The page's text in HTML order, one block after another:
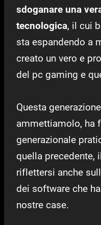
sdoganare una
tecnologica, il cui
sta espandendo a
creato un vero e
del pc gaming e
Questa
ammettiamolo, ha
generazionale
quella precedente,
riflettersi anche
dei software che
nostre case.